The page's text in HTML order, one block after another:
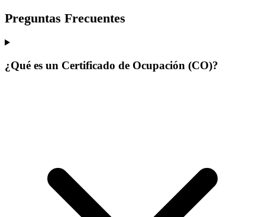
Preguntas Frecuentes
¿Qué es un Certificado de Ocupación (CO)?